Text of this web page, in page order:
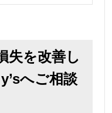
失を改善し
へご相談